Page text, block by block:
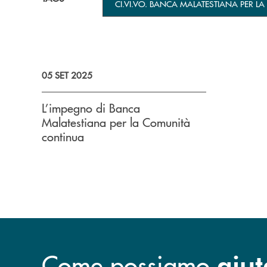
CI.VI.VO. BANCA MALATESTIANA PER
05 SET 2025
L’impegno di Banca
Malatestiana per la Comunità
continua